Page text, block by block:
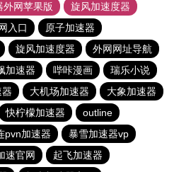
外网苹果版
旋风加速度器
入口
原子加速器
旋风加速度器
外网网址导航
加速器 哔咔漫画
瑞乐小说
大机场加速器
大象加速器
快柠檬加速器
outline
pvn加速器
暴雪加速器vp
速官网
起飞加速器